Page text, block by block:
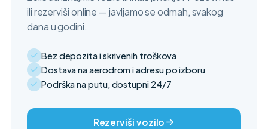
ili rezerviši online — javljamo se odmah, svakog
dana u godini.
Bez depozita i skrivenih troškova
Dostava na aerodrom i adresu po izboru
Podrška na putu, dostupni 24/7
Rezerviši vozilo